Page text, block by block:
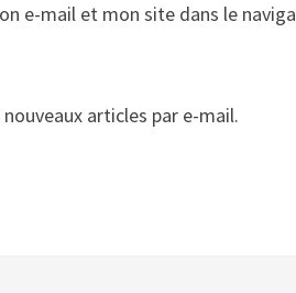
e-mail et mon site dans le
articles par e-mail.